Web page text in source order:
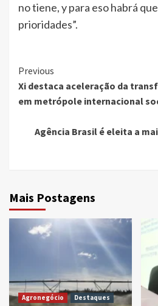
no tiene, y para eso habrá
prioridades”.
Continue
Reading
Previous
Xi destaca aceleração da
em metrópole internacional
Agência Brasil é eleita a
Mais Postagens
Agronegócio
Destaques